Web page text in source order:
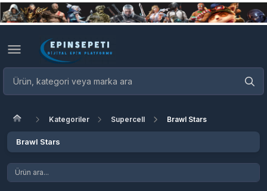
Kategoriler Supercell Brawl Stars
Brawl Stars